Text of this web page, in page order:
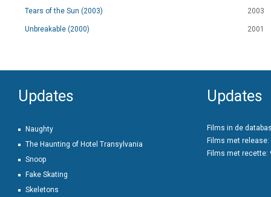
Tears of the Sun (2003) 2003
Unbreakable (2000) 2001
Updates
Naughty
The Haunting of Hotel Transylvania
Snoop
Fake Skating
Skeletons
Updates
Films in de
Films met release:
Films met recette: